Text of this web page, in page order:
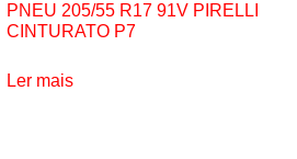
PNEU 205/55 R17 91V PIRELLI
CINTURATO P7
Ler mais